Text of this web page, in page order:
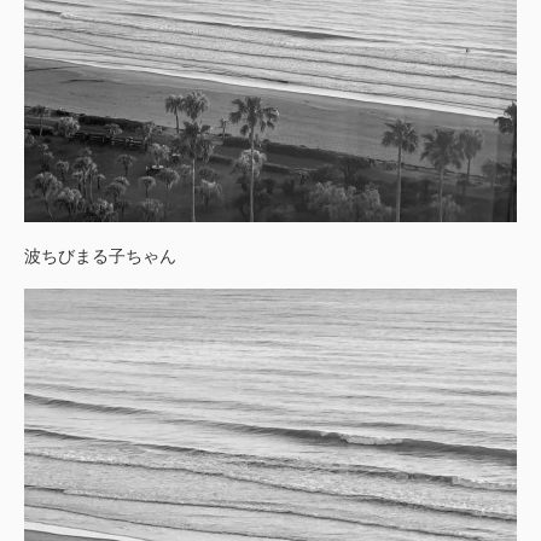
波ちびまる子ちゃん